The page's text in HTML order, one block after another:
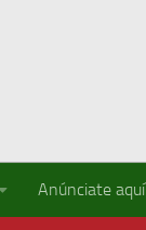
Anúnciate aquí